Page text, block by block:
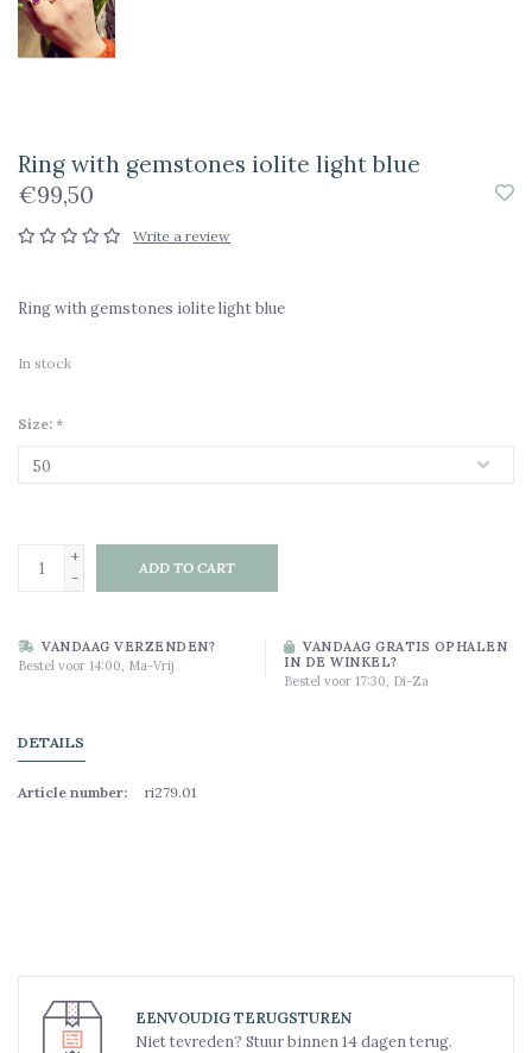
Ring with gemstones iolite light blue
€99,50
Write a review
Ring with gemstones iolite light blue
In stock
Size: *
+
-
ADD TO CART
VANDAAG VERZENDEN?
Bestel voor 14:00, Ma-Vrij
VANDAAG GRATIS OPHALEN
IN DE WINKEL?
Bestel voor 17:30, Di-Za
DETAILS
Article number: ri279.01
EENVOUDIG TERUGSTUREN
Niet tevreden? Stuur binnen 14 dagen terug.